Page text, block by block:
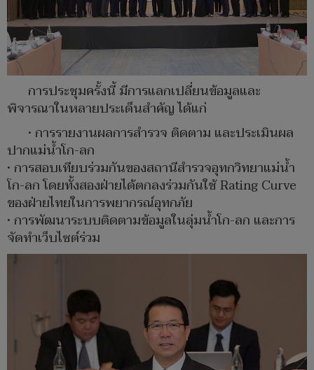
การประชุมครั้งนี้ มีการแลกเปลี่ยนข้อมูลและ
พิจารณาในหลายประเด็นสำคัญ ได้แก่
• การรายงานผลการสำรวจ ติดตาม และประเมินผล
ปากแม่น้ำโก-ลก
• การสอบเทียบร่วมกันของสถานีสำรวจอุทกวิทยาแม่น้ำ
โก-ลก โดยทั้งสองฝ่ายได้ตกลงร่วมกันใช้ Rating Curve
ของฝ่ายไทยในการพยากรณ์อุทกภัย
• การพัฒนาระบบติดตามข้อมูลในลุ่มน้ำโก-ลก และการ
จัดทำเว็บไซต์ร่วม